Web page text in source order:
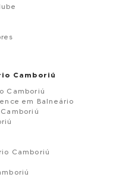
Camboriú
Camboriú
em Balneário
Camboriú